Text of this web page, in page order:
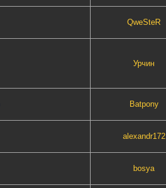
QweSteR
Урчин
Batpony
alexandr172
bosya